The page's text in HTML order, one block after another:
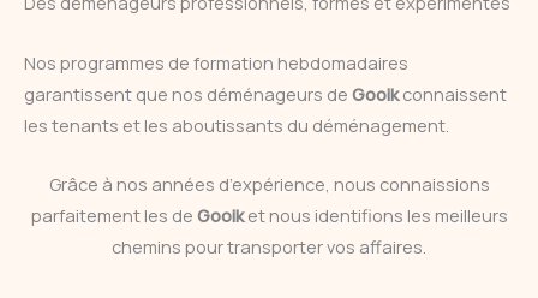
Nos programmes de formation hebdomadaires
garantissent que nos déménageurs de Gooikconnaissent
les tenants et les aboutissants du déménagement.
Grâce à nos années d’expérience, nous connaissions
parfaitement les de Gooiket nous identifions les meilleurs
chemins pour transporter vos affaires.